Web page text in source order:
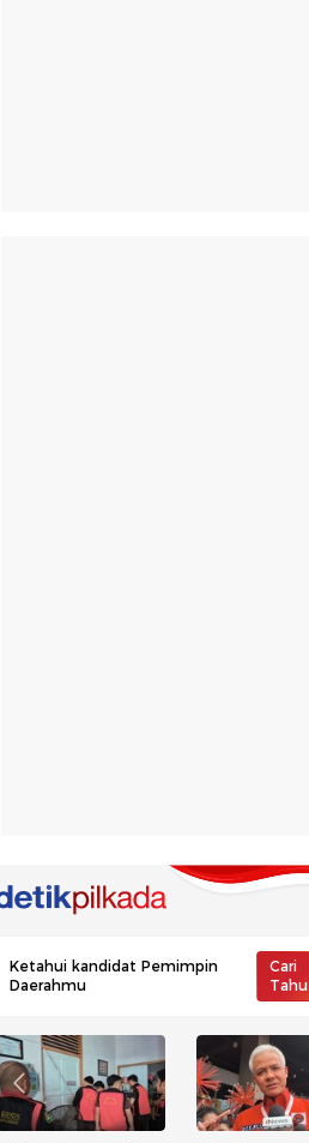
Ketahui kandidat Pemimpin
Daerahmu
Cari
Tahu